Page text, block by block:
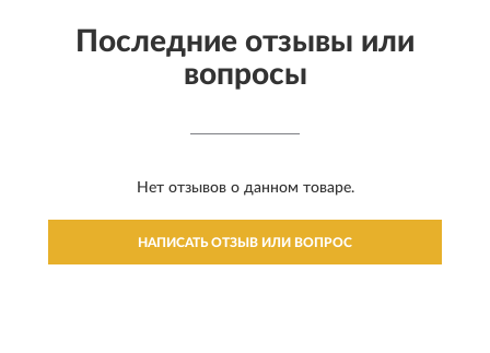
Последние отзывы или
вопросы
Нет отзывов о данном товаре.
НАПИСАТЬ ОТЗЫВ ИЛИ ВОПРОС